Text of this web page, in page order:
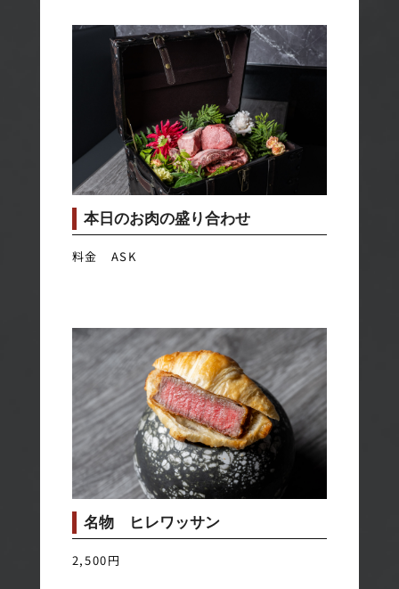
本日のお肉の盛り合わせ
料金 ASK
名物 ヒレワッサン
2,500円